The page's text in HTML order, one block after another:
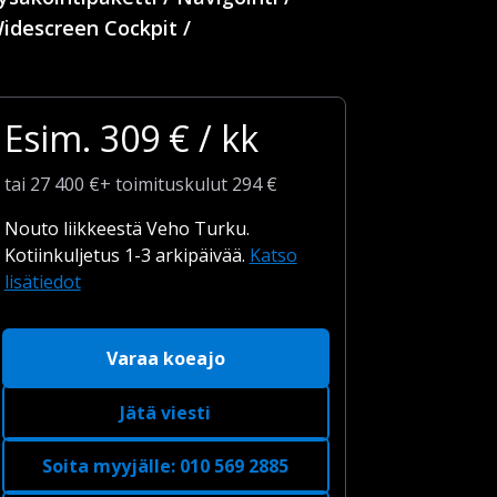
Cockpit /
Esim. 309 € / kk
tai 27 400 €+ toimituskulut 294 €
Nouto liikkeestä Veho Turku.
Kotiinkuljetus 1-3 arkipäivää. Katso
lisätiedot
Varaa koeajo
Jätä viesti
Soita myyjälle: 010 569 2885